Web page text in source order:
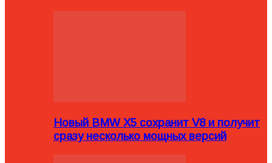
Новый BMW X5 сохранит V8 и получит
сразу несколько мощных версий